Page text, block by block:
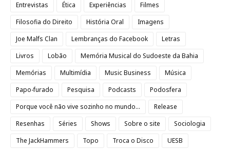
Entrevistas
Ética Experiências
Filmes
Filosofia do Direito
História Oral
Imagens
Joe Malfs Clan
Lembranças do Facebook
Letras
Livros
Lobão
Memória Musical do Sudoeste da Bahia
Memórias
Multimídia Music Business
Música
Papo-furado
Pesquisa Podcasts
Podosfera
Porque você não vive sozinho no mundo...
Release
Resenhas
Séries Shows Sobre o site
Sociologia
The JackHammers
Topo Troca o Disco
UESB